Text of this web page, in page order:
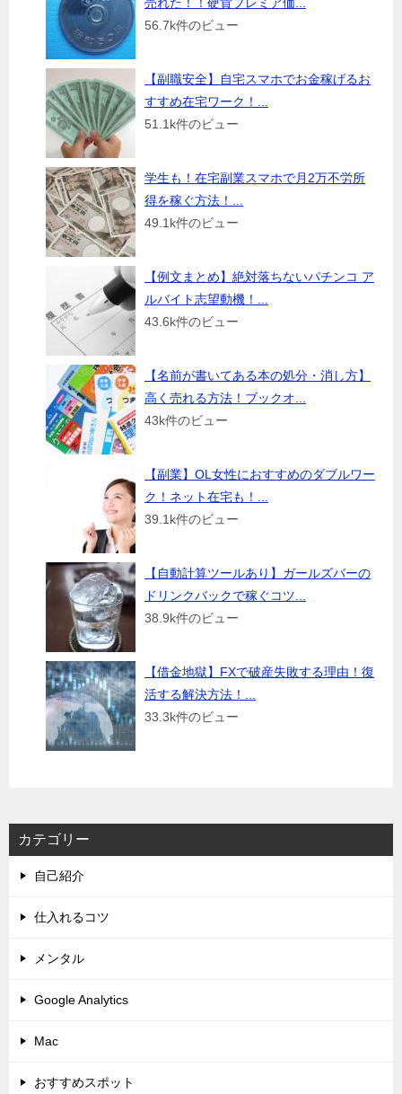
56.7k件のビュー
【副職安全】自宅スマホでお金稼げるお
すすめ在宅ワーク！...
51.1k件のビュー
学生も！在宅副業スマホで月2万不労所
得を稼ぐ方法！...
49.1k件のビュー
【例文まとめ】絶対落ちないパチンコ ア
ルバイト志望動機！...
43.6k件のビュー
【名前が書いてある本の処分・消し方】
高く売れる方法！ブックオ...
43k件のビュー
【副業】OL女性におすすめのダブルワー
ク！ネット在宅も！...
39.1k件のビュー
【自動計算ツールあり】ガールズバーの
ドリンクバックで稼ぐコツ...
38.9k件のビュー
【借金地獄】FXで破産失敗する理由！復
活する解決方法！...
33.3k件のビュー
カテゴリー
自己紹介
仕入れるコツ
メンタル
Google Analytics
Mac
おすすめスポット